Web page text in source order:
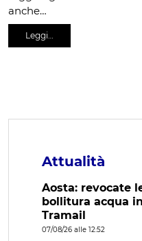
anche…
Leggi…
Attualità
Aosta: revocate
bollitura acqua
Tramail
07/08/26 alle 12:52